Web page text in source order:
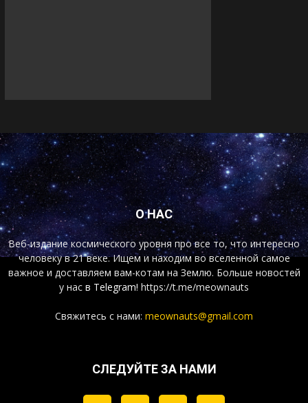
О НАС
Веб-издание космического уровня про все то, что интересно
человеку в 21 веке. Ищем и находим во вселенной самое
важное и доставляем вам-котам на Землю. Больше новостей
у нас в Telegram! https://t.me/meownauts
Свяжитесь с нами: meownauts@gmail.com
СЛЕДУЙТЕ ЗА НАМИ